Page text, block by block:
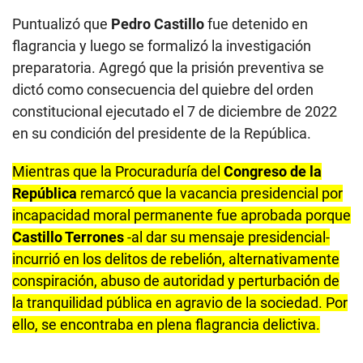
Puntualizó que Pedro Castillo fue detenido en
flagrancia y luego se formalizó la investigación
preparatoria. Agregó que la prisión preventiva se
dictó como consecuencia del quiebre del orden
constitucional ejecutado el 7 de diciembre de 2022
en su condición del presidente de la República.
Mientras que la Procuraduría delCongreso de la
Repúblicaremarcó que la vacancia presidencial por
incapacidad moral permanente fue aprobada porque
Castillo Terrones-al dar su mensaje presidencial-
incurrió en los delitos de rebelión, alternativamente